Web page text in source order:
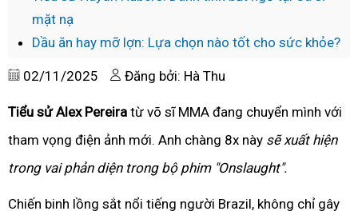
mặt nạ
Dầu ăn hay mỡ lợn: Lựa chọn nào tốt cho sức khỏe?
02/11/2025 Đăng bởi: Hà Thu
Tiểu sử Alex Pereira từ võ sĩ MMA đang chuyển mình với
tham vọng điện ảnh mới. Anh chàng 8x này sẽ xuất hiện
trong vai phản diện trong bộ phim "Onslaught".
Chiến binh lồng sắt nổi tiếng người Brazil, không chỉ gây